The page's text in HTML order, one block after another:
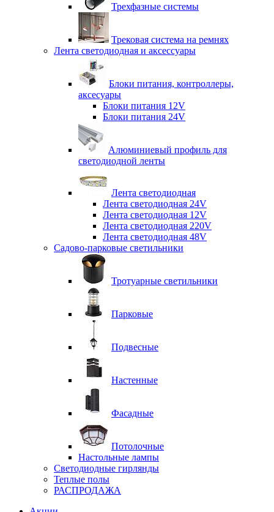
Трехфазные системы
Трековая система на ремнях
Лента светодиодная и аксессуары
Блоки питания, контроллеры,
аксесуары
Блоки питания 12V
Блоки питания 24V
Алюминиевый профиль для
светодиодной ленты
Лента светодиодная
Лента светодиодная 24V
Лента светодиодная 12V
Лента светодиодная 220V
Лента светодиодная 48V
Садово-парковые светильники
Тротуарные светильники
Парковые
Подвесные
Настенные
Фасадные
Потолочные
Настольные лампы
Светодиодные гирлянды
Теплые полы
РАСПРОДАЖА